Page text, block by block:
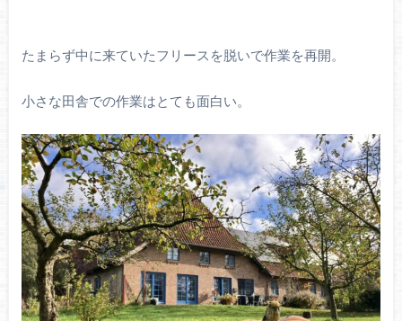
たまらず中に来ていたフリースを脱いで作業を再開。
小さな田舎での作業はとても面白い。